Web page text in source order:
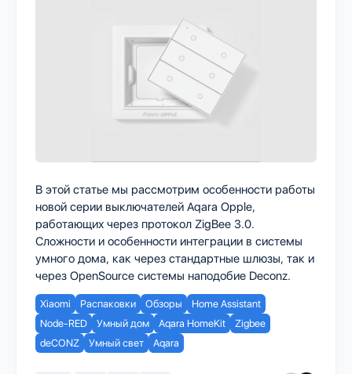
В этой статье мы рассмотрим особенности работы
новой серии выключателей Aqara Opple,
работающих через протокол ZigBee 3.0.
Сложности и особенности интеграции в системы
умного дома, как через стандартные шлюзы, так и
через OpenSource системы наподобие Deconz.
Xiaomi Распаковки Обзоры
Home Assistant
Node-RED
Умный дом Aqara HomeKit
Zigbee
deCONZ
Умный свет Aqara